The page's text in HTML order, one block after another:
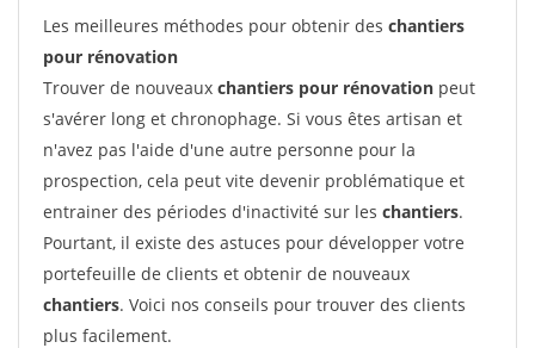
Les meilleures méthodes pour obtenir des chantiers
pour rénovation
Trouver de nouveaux chantiers pour rénovation peut
s'avérer long et chronophage. Si vous êtes artisan et
n'avez pas l'aide d'une autre personne pour la
prospection, cela peut vite devenir problématique et
entrainer des périodes d'inactivité sur les chantiers.
Pourtant, il existe des astuces pour développer votre
portefeuille de clients et obtenir de nouveaux
chantiers. Voici nos conseils pour trouver des clients
plus facilement.